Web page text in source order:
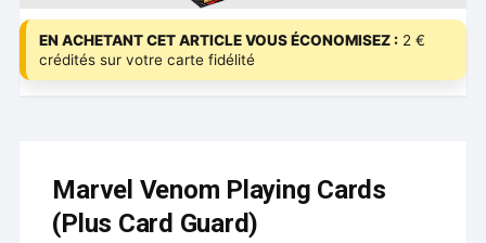
EN ACHETANT CET ARTICLE VOUS ÉCONOMISEZ : 2 €
crédités sur votre carte fidélité
Marvel Venom Playing Cards
(Plus Card Guard)